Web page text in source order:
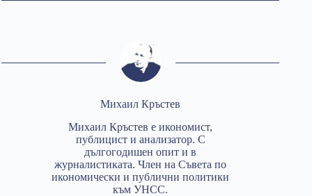
Михаил Кръстев
Михаил Кръстев е икономист,
публицист и анализатор. С
дългогодишен опит и в
журналистиката. Член на Съвета по
икономически и публични политики
към УНСС.